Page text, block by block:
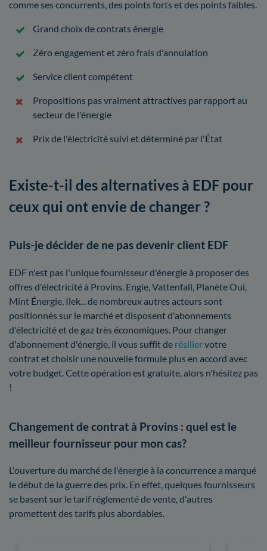
comme ses concurrents, des points forts et des points faibles.
Grand choix de contrats énergie
Zéro engagement et zéro frais d'annulation
Service client compétent
Propositions pas vraiment attractives par rapport au
secteur de l'énergie
Prix de l'électricité suivi et déterminé par l'État
Existe-t-il des alternatives à EDF pour
ceux qui ont envie de changer ?
Puis-je décider de ne pas devenir client EDF
EDF n'est pas l'unique fournisseur d'énergie à proposer des
offres d'électricité à Provins. Engie, Vattenfall, Planète Oui,
Mint Énergie, Ilek... de nombreux autres acteurs sont
positionnés sur le marché et disposent d'abonnements
d'électricité et de gaz très économiques. Pour changer
d'abonnement d'énergie, il vous suffit de résiliervotre
contrat et choisir une nouvelle formule plus en accord avec
votre budget. Cette opération est gratuite, alors n'hésitez pas
!
Changement de contrat à Provins : quel est le
meilleur fournisseur pour mon cas?
L'ouverture du marché de l'énergie à la concurrence a marqué
le début de la guerre des prix. En effet, quelques fournisseurs
se basent sur le tarif réglementé de vente, d'autres
promettent des tarifs plus abordables.